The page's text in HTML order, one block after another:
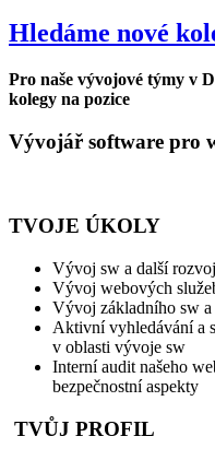
Hledáme nové
Pro naše vývojové týmy v
kolegy na pozice
Vývojář software pro
TVOJE ÚKOLY
Vývoj sw a další
Vývoj webových
Vývoj základního sw
Aktivní vyhledávání a
v oblasti vývoje sw
Interní audit našeho
bezpečnostní aspekty
TVŮJ PROFIL